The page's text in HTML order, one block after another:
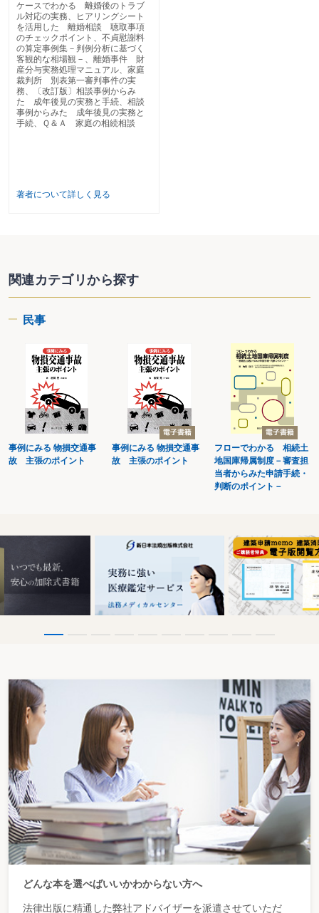
ケースでわかる 離婚後のトラブ
ル対応の実務、ヒアリングシート
を活用した 離婚相談 聴取事項
のチェックポイント、不貞慰謝料
の算定事例集－判例分析に基づく
客観的な相場観－、離婚事件 財
産分与実務処理マニュアル、家庭
裁判所 別表第一審判事件の実
務、〔改訂版〕相談事例からみ
た 成年後見の実務と手続、相談
事例からみた 成年後見の実務と
手続、Ｑ＆Ａ 家庭の相続相談
著者について詳しく見る
関連カテゴリから探す
民事
事例にみる 物損交通事
故 主張のポイント
事例にみる 物損交通事
故 主張のポイント
フローでわかる 相続土
地国庫帰属制度－審査担
当者からみた申請手続・
判断のポイント－
どんな本を選べばいいかわからない方へ
法律出版に精通した弊社アドバイザーを派遣させていただ